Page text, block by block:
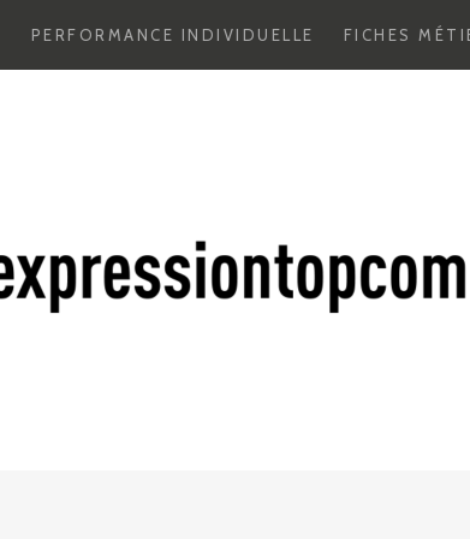
PERFORMANCE INDIVIDUELLE FICHES